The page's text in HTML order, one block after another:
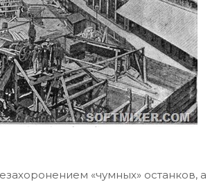
«чумных» останков,